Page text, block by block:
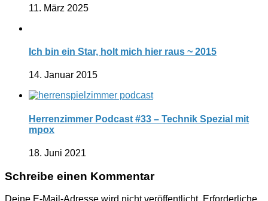
11. März 2025
Ich bin ein Star, holt mich hier raus ~ 2015
14. Januar 2015
Herrenzimmer Podcast #33 – Technik Spezial mit
mpox
18. Juni 2021
Schreibe einen Kommentar